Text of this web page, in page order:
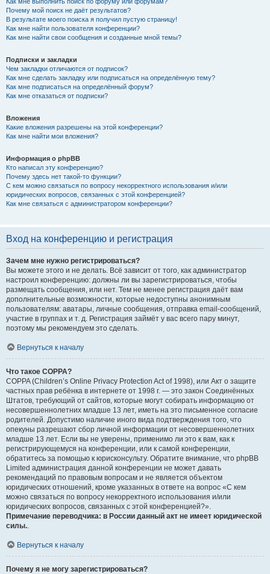
Почему мой поиск не даёт результатов?
В результате моего поиска я получил пустую страницу!
Как мне найти пользователя конференции?
Как мне найти свои сообщения и созданные мной темы?
Подписки и закладки
Чем закладки отличаются от подписок?
Как мне сделать закладку или подписаться на определённую тему?
Как мне подписаться на определённый форум?
Как мне отказаться от подписки?
Вложения
Какие вложения разрешены на этой конференции?
Как мне найти мои вложения?
Информация о phpBB
Кто написал эту конференцию?
Почему здесь нет такой-то функции?
С кем можно связаться по вопросу некорректного использования и/или
юридических вопросов, связанных с этой конференцией?
Как мне связаться с администратором конференции?
Вход на конференцию и регистрация
Зачем мне нужно регистрироваться?
Вы можете этого и не делать. Всё зависит от того, как администратор
настроил конференцию: должны ли вы зарегистрироваться, чтобы
размещать сообщения, или нет. Тем не менее регистрация даёт вам
дополнительные возможности, которые недоступны анонимным
пользователям: аватары, личные сообщения, отправка email-сообщений,
участие в группах и т. д. Регистрация займёт у вас всего пару минут,
поэтому мы рекомендуем это сделать.
Вернуться к началу
Что такое COPPA?
COPPA (Children’s Online Privacy Protection Act of 1998), или Акт о защите
частных прав ребёнка в интернете от 1998 г. — это закон Соединённых
Штатов, требующий от сайтов, которые могут собирать информацию от
несовершеннолетних младше 13 лет, иметь на это письменное согласие
родителей. Допустимо наличие иного вида подтверждения того, что
опекуны разрешают сбор личной информации от несовершеннолетних
младше 13 лет. Если вы не уверены, применимо ли это к вам, как к
регистрирующемуся на конференции, или к самой конференции,
обратитесь за помощью к юрисконсульту. Обратите внимание, что phpBB
Limited администрация данной конференции не может давать
рекомендаций по правовым вопросам и не является объектом
юридических отношений, кроме указанных в ответе на вопрос «С кем
можно связаться по вопросу некорректного использования и/или
юридических вопросов, связанных с этой конференцией?».
Примечание переводчика: в России данный акт не имеет юридической
силы..
Вернуться к началу
Почему я не могу зарегистрироваться?